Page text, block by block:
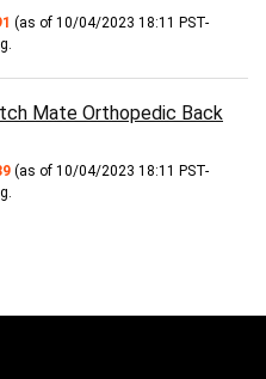
(as of 10/04/2023 18:11 PST-
.
Mate Orthopedic Back
(as of 10/04/2023 18:11 PST-
.